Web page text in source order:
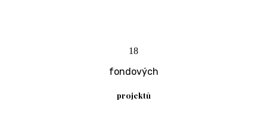
18
fondových
projektů